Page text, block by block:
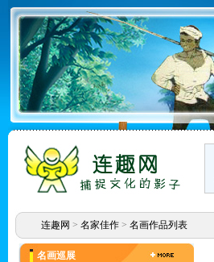
连趣网 > 名家佳作> 名画作品列表
名画巡展